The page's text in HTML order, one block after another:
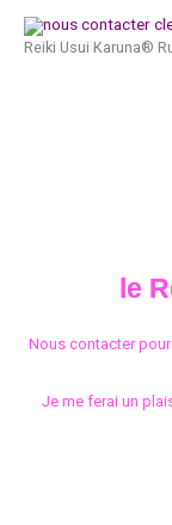
Aller
Reiki Usui Karuna®
le
Nous contacter
Je me ferai un